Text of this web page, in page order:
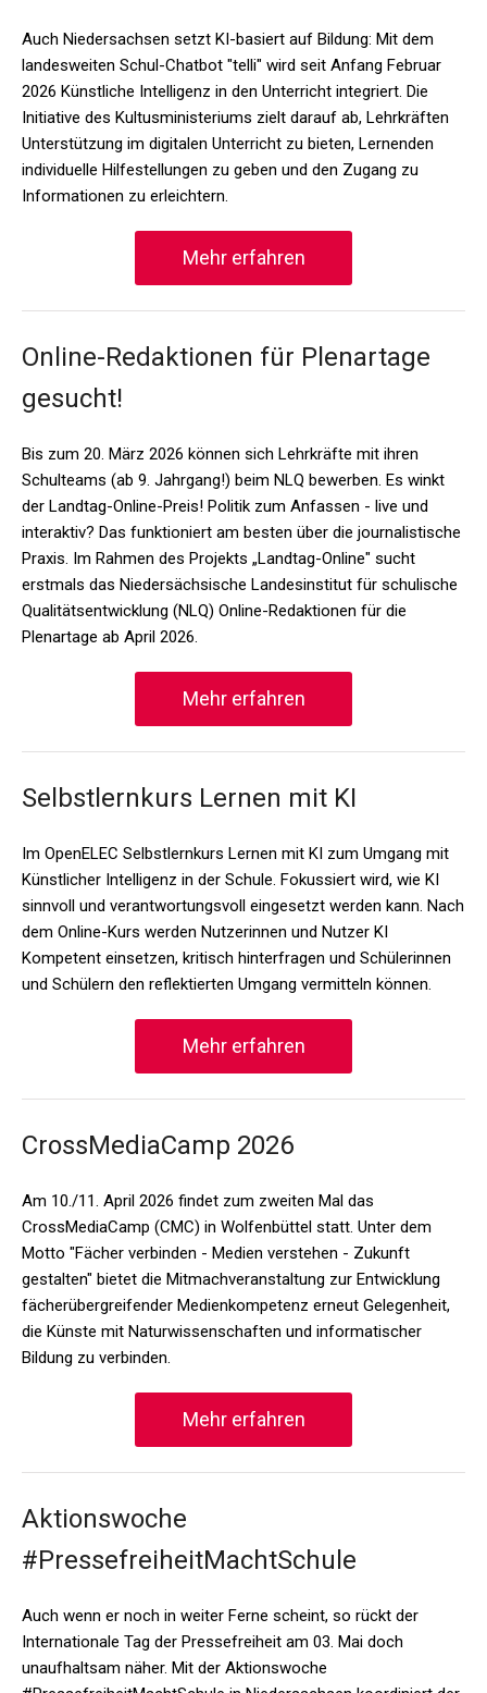
Auch Niedersachsen setzt KI-basiert auf Bildung: Mit dem
landesweiten Schul-Chatbot "telli" wird seit Anfang Februar
2026 Künstliche Intelligenz in den Unterricht integriert. Die
Initiative des Kultusministeriums zielt darauf ab, Lehrkräften
Unterstützung im digitalen Unterricht zu bieten, Lernenden
individuelle Hilfestellungen zu geben und den Zugang zu
Informationen zu erleichtern.
Mehr erfahren
Online-Redaktionen für Plenartage
gesucht!
Bis zum 20. März 2026 können sich Lehrkräfte mit ihren
Schulteams (ab 9. Jahrgang!) beim NLQ bewerben. Es winkt
der Landtag-Online-Preis! Politik zum Anfassen - live und
interaktiv? Das funktioniert am besten über die journalistische
Praxis. Im Rahmen des Projekts „Landtag-Online" sucht
erstmals das Niedersächsische Landesinstitut für schulische
Qualitätsentwicklung (NLQ) Online-Redaktionen für die
Plenartage ab April 2026.
Mehr erfahren
Selbstlernkurs Lernen mit KI
Im OpenELEC Selbstlernkurs Lernen mit KI zum Umgang mit
Künstlicher Intelligenz in der Schule. Fokussiert wird, wie KI
sinnvoll und verantwortungsvoll eingesetzt werden kann. Nach
dem Online-Kurs werden Nutzerinnen und Nutzer KI
Kompetent einsetzen, kritisch hinterfragen und Schülerinnen
und Schülern den reflektierten Umgang vermitteln können.
Mehr erfahren
CrossMediaCamp 2026
Am 10./11. April 2026 findet zum zweiten Mal das
CrossMediaCamp (CMC) in Wolfenbüttel statt. Unter dem
Motto "Fächer verbinden - Medien verstehen - Zukunft
gestalten" bietet die Mitmachveranstaltung zur Entwicklung
fächerübergreifender Medienkompetenz erneut Gelegenheit,
die Künste mit Naturwissenschaften und informatischer
Bildung zu verbinden.
Mehr erfahren
Aktionswoche
#PressefreiheitMachtSchule
Auch wenn er noch in weiter Ferne scheint, so rückt der
Internationale Tag der Pressefreiheit am 03. Mai doch
unaufhaltsam näher. Mit der Aktionswoche